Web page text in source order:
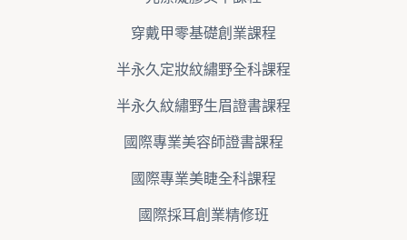
穿戴甲零基礎創業課程
半永久定妝紋繡野全科課程
半永久紋繡野生眉證書課程
國際專業美容師證書課程
國際專業美睫全科課程
國際採耳創業精修班